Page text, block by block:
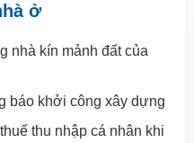
ở
nhà kín mảnh đất của
báo khởi công xây dựng
thu nhập cá nhân khi